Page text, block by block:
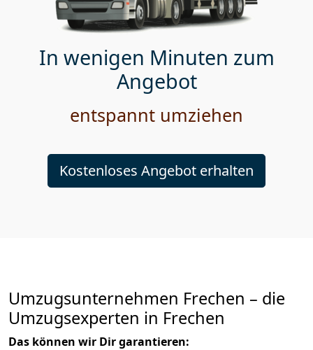
In wenigen Minuten zum
Angebot
entspannt umziehen
Kostenloses Angebot erhalten
Umzugsunternehmen Frechen – die
Umzugsexperten in Frechen
Das können wir Dir garantieren: